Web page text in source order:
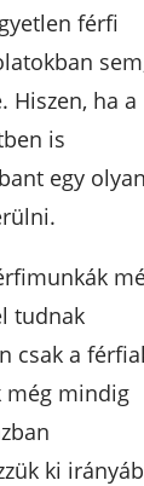
férfi
Hiszen, ha a
is
egy
tudnak
csak a
még mindig
ki